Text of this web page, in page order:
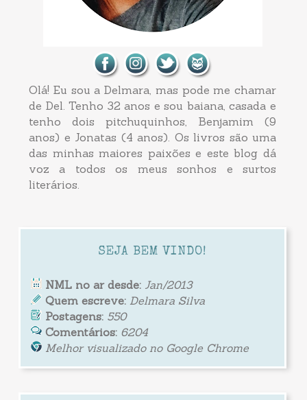
Olá! Eu sou a Delmara, mas pode me chamar
de Del. Tenho 32 anos e sou baiana, casada e
tenho dois pitchuquinhos, Benjamim (9
anos) e Jonatas (4 anos). Os livros são uma
das minhas maiores paixões e este blog dá
voz a todos os meus sonhos e surtos
literários.
SEJA BEM VINDO!
NML no ar desde: Jan/2013
Quem escreve: Delmara Silva
Postagens: 550
Comentários: 6204
Melhor visualizado no Google Chrome